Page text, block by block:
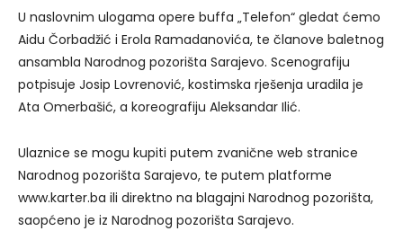
U naslovnim ulogama opere buffa „Telefon“ gledat ćemo
Aidu Čorbadžić i Erola Ramadanovića, te članove baletnog
ansambla Narodnog pozorišta Sarajevo. Scenografiju
potpisuje Josip Lovrenović, kostimska rješenja uradila je
Ata Omerbašić, a koreografiju Aleksandar Ilić.
Ulaznice se mogu kupiti putem zvanične web stranice
Narodnog pozorišta Sarajevo, te putem platforme
www.karter.ba ili direktno na blagajni Narodnog pozorišta,
saopćeno je iz Narodnog pozorišta Sarajevo.